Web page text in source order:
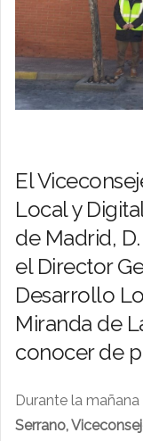
El
Local y
de Madrid,
el Director
Desarrollo
Miranda de
conocer de
Durante la mañana
Serrano,